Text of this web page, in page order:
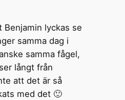
Benjamin lyckas se
samma dag i
samma fågel,
långt från
att det är så
med det 🙂